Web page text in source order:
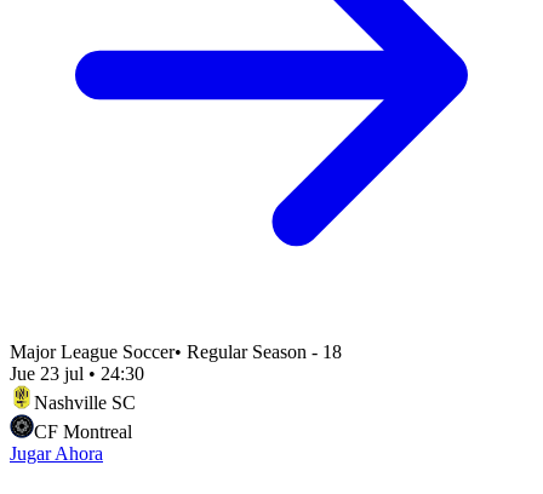
Major League Soccer• Regular Season - 18
Jue 23 jul • 24:30
Nashville SC
CF Montreal
Jugar Ahora